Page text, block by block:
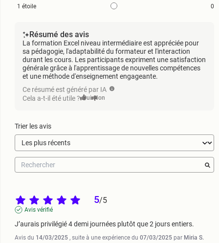
1 étoile 0
Résumé des avis
La formation Excel niveau intermédiaire est appréciée pour
sa pédagogie, l'adaptabilité du formateur et l'interaction
durant les cours. Les participants expriment une satisfaction
générale grâce à l'apprentissage de nouvelles compétences
et une méthode d'enseignement engageante.
Ce résumé est généré par IA
Cela a-t-il été utile ? Oui Non
Trier les avis
5/5
Avis vérifié
J’aurais privilégié 4 demi journées plutôt que 2 jours entiers.
Avis du 14/03/2025 , suite à une expérience du 07/03/2025 par Miria S.